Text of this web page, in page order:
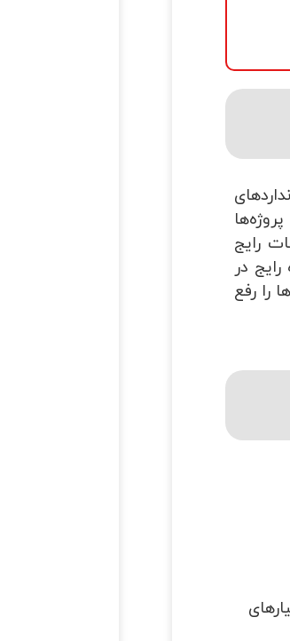
رایج
کمتر اجرا شوند. در این مقاله، 10 اشتباه رایج در
را رفع